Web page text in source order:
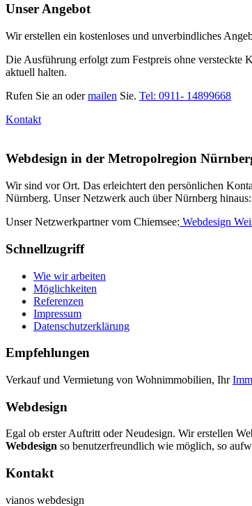
Unser Angebot
Wir erstellen ein kostenloses und unverbindliches
Die Ausführung erfolgt zum Festpreis ohne versteckte
aktuell halten.
Rufen Sie an odermailen Sie. Tel: 0911- 14899668
Kontakt
Webdesign in der Metropolregion
Wir sind vor Ort. Das erleichtert den persönlichen
Nürnberg. Unser Netzwerk auch über Nürnberg hinaus:
Unser Netzwerkpartner vom Chiemsee: Webdesign
Schnellzugriff
Wie wir arbeiten
Möglichkeiten
Referenzen
Impressum
Datenschutzerklärung
Empfehlungen
Verkauf und Vermietung von Wohnimmobilien, Ihr
Webdesign
Egal ob erster Auftritt oder Neudesign. Wir erstellen
Webdesign so benutzerfreundlich wie möglich, so
Kontakt
vianos webdesign